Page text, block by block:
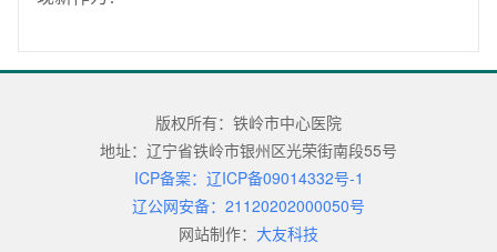
版权所有：铁岭市中心医院
地址：辽宁省铁岭市银州区光荣街南段55号
ICP备案：辽ICP备09014332号-1
辽公网安备：21120202000050号
网站制作： 大友科技